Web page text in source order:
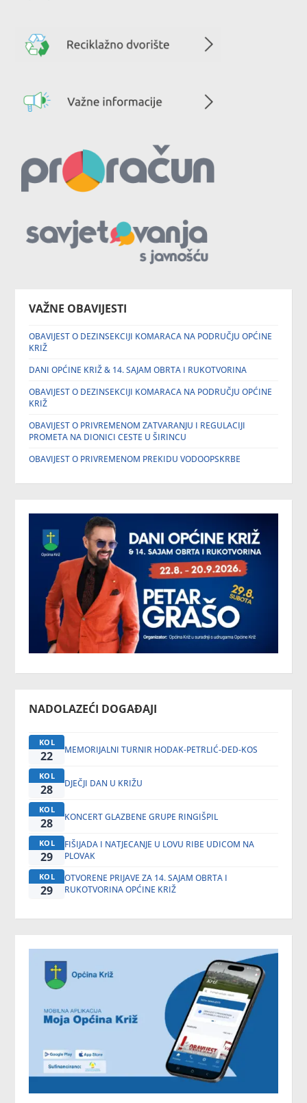
VAŽNE OBAVIJESTI
OBAVIJEST O DEZINSEKCIJI KOMARACA NA PODRUČJU OPĆINE
KRIŽ
DANI OPĆINE KRIŽ & 14. SAJAM OBRTA I RUKOTVORINA
OBAVIJEST O DEZINSEKCIJI KOMARACA NA PODRUČJU OPĆINE
KRIŽ
OBAVIJEST O PRIVREMENOM ZATVARANJU I REGULACIJI
PROMETA NA DIONICI CESTE U ŠIRINCU
OBAVIJEST O PRIVREMENOM PREKIDU VODOOPSKRBE
NADOLAZEĆI DOGAĐAJI
KOL
22 MEMORIJALNI TURNIR HODAK-PETRLIĆ-DED-KOS
KOL
28 DJEČJI DAN U KRIŽU
KOL
28 KONCERT GLAZBENE GRUPE RINGIŠPIL
KOL
29
FIŠIJADA I NATJECANJE U LOVU RIBE UDICOM NA
PLOVAK
KOL
29
OTVORENE PRIJAVE ZA 14. SAJAM OBRTA I
RUKOTVORINA OPĆINE KRIŽ